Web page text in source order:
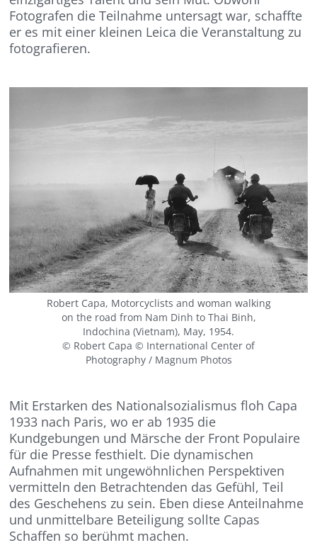
Fotografen die Teilnahme untersagt war, schaffte
er es mit einer kleinen Leica die Veranstaltung zu
fotografieren.
Robert Capa, Motorcyclists and woman walking
on the road from Nam Dinh to Thai Binh,
Indochina (Vietnam), May, 1954.
© Robert Capa © International Center of
Photography / Magnum Photos
Mit Erstarken des Nationalsozialismus floh Capa
1933 nach Paris, wo er ab 1935 die
Kundgebungen und Märsche der Front Populaire
für die Presse festhielt. Die dynamischen
Aufnahmen mit ungewöhnlichen Perspektiven
vermitteln den Betrachtenden das Gefühl, Teil
des Geschehens zu sein. Eben diese Anteilnahme
und unmittelbare Beteiligung sollte Capas
Schaffen so berühmt machen.